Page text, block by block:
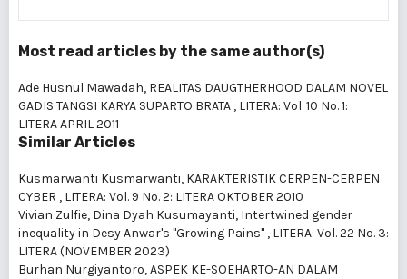
Most read articles by the same author(s)
Ade Husnul Mawadah, REALITAS DAUGTHERHOOD DALAM NOVEL
GADIS TANGSI KARYA SUPARTO BRATA , LITERA: Vol. 10 No. 1:
LITERA APRIL 2011
Similar Articles
Kusmarwanti Kusmarwanti, KARAKTERISTIK CERPEN-CERPEN
CYBER , LITERA: Vol. 9 No. 2: LITERA OKTOBER 2010
Vivian Zulfie, Dina Dyah Kusumayanti, Intertwined gender
inequality in Desy Anwar's "Growing Pains" , LITERA: Vol. 22 No. 3:
LITERA (NOVEMBER 2023)
Burhan Nurgiyantoro,ASPEK KE-SOEHARTO-AN DALAM